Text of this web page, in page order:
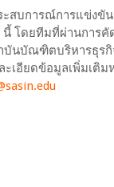
สบการณ์การแข่งขัน
โดยทีมที่ผ่านการคั
บันบัณฑิตบริหารธุร
เอียดข้อมูลเพิ่มเติม